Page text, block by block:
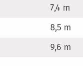
7,4 m
8,5 m
9,6 m